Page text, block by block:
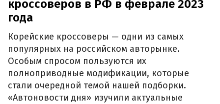
кроссоверов в РФ в феврале 2023
года
Корейские кроссоверы — одни из самых
популярных на российском авторынке.
Особым спросом пользуются их
полноприводные модификации, которые
стали очередной темой нашей подборки.
«Автоновости дня» изучили актуальные